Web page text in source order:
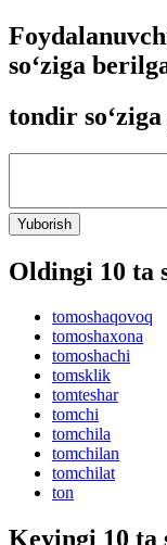
so‘ziga
tondir
Yuborish
Oldingi 10 ta
tomoshaqovoq
tomoshaxona
tomoshachi
tomsklik
tomteshar
tomchi
tomchila
tomchilan
tomchilat
ton
Keyingi 10 ta